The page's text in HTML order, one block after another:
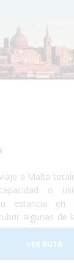
a Malta
o
estancia
algunas de
de un gran
Malta
Malta, Gozo y
VER RUTA